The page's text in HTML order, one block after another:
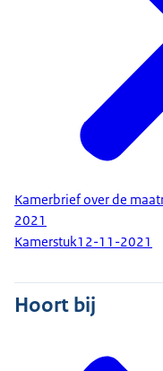
Kamerbrief over de
2021
Kamerstuk12-11-2021
Hoort bij